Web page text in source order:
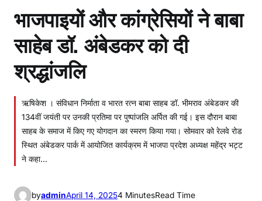
भाजपाइयों और कांग्रेसियों ने बाबा
साहेब डॉ. अंबेडकर को दी
श्रद्धांजलि
ऋषिकेश । संविधान निर्माता व भारत रत्न बाबा साहब डॉ. भीमराव अंबेडकर की
134वीं जयंती पर उनकी प्रतिमा पर पुष्पांजलि अर्पित की गई। इस दौरान बाबा
साहब के समाज में किए गए योगदान का स्मरण किया गया। सोमवार को रेलवे रोड
स्थित अंबेडकर पार्क में आयोजित कार्यक्रम में भाजपा प्रदेश अध्यक्ष महेंद्र भट्ट
ने कहा…
byadminApril 14, 20254 MinutesRead Time